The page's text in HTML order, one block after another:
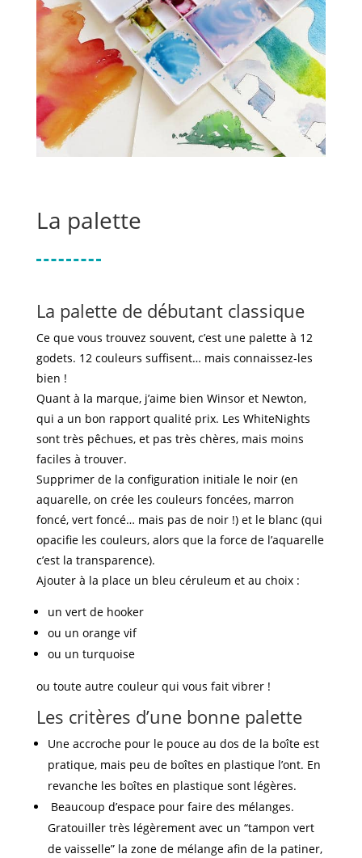
La palette
La palette de débutant classique
Ce que vous trouvez souvent, c’est une palette à 12
godets. 12 couleurs suffisent… mais connaissez-les
bien !
Quant à la marque, j’aime bien Winsor et Newton,
qui a un bon rapport qualité prix. Les WhiteNights
sont très pêchues, et pas très chères, mais moins
faciles à trouver.
Supprimer de la configuration initiale le noir (en
aquarelle, on crée les couleurs foncées, marron
foncé, vert foncé… mais pas de noir !) et le blanc (qui
opacifie les couleurs, alors que la force de l’aquarelle
c’est la transparence).
Ajouter à la place un bleu céruleum et au choix :
un vert de hooker
ou un orange vif
ou un turquoise
ou toute autre couleur qui vous fait vibrer !
Les critères d’une bonne palette
Une accroche pour le pouce au dos de la boîte est
pratique, mais peu de boîtes en plastique l’ont. En
revanche les boîtes en plastique sont légères.
Beaucoup d’espace pour faire des mélanges.
Gratouiller très légèrement avec un “tampon vert
de vaisselle” la zone de mélange afin de la patiner,